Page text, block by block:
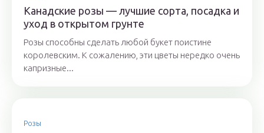
Канадские розы — лучшие сорта, посадка и
уход в открытом грунте
Розы способны сделать любой букет поистине
королевским. К сожалению, эти цветы нередко очень
капризные...
Розы